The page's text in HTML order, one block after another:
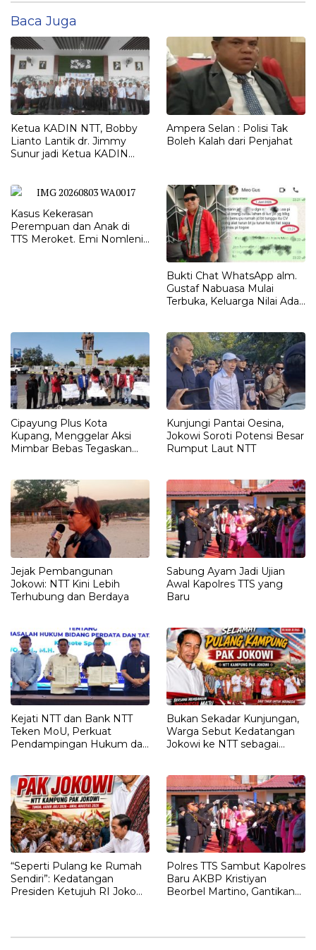
Baca Juga
Ketua KADIN NTT, Bobby
Lianto Lantik dr. Jimmy
Sunur jadi Ketua KADIN
Ampera Selan : Polisi Tak
Boleh Kalah dari Penjahat
Kasus Kekerasan
Perempuan dan Anak di
TTS Meroket. Emi Nomleni :
Bukti Chat WhatsApp alm.
Gustaf Nabuasa Mulai
Terbuka, Keluarga Nilai Ada
Cipayung Plus Kota
Kupang, Menggelar Aksi
Mimbar Bebas Tegaskan
Kepada JOKO WIDODO
Kunjungi Pantai Oesina,
Jokowi Soroti Potensi Besar
Rumput Laut NTT
Jejak Pembangunan
Jokowi: NTT Kini Lebih
Terhubung dan Berdaya
Sabung Ayam Jadi Ujian
Awal Kapolres TTS yang
Baru
Kejati NTT dan Bank NTT
Teken MoU, Perkuat
Pendampingan Hukum dan
Bukan Sekadar Kunjungan,
Warga Sebut Kedatangan
Jokowi ke NTT sebagai
“Seperti Pulang ke Rumah
Sendiri”: Kedatangan
Presiden Ketujuh RI Joko
Polres TTS Sambut Kapolres
Baru AKBP Kristiyan
Beorbel Martino, Gantikan